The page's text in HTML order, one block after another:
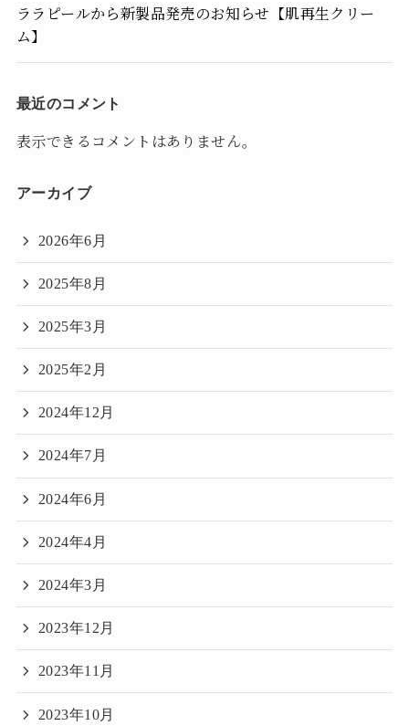
ララピールから新製品発売のお知らせ【肌再生クリー
ム】
最近のコメント
表示できるコメントはありません。
アーカイブ
2026年6月
2025年8月
2025年3月
2025年2月
2024年12月
2024年7月
2024年6月
2024年4月
2024年3月
2023年12月
2023年11月
2023年10月